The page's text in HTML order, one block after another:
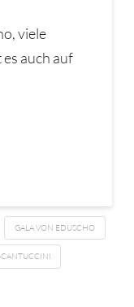
viele
auch auf
GALA VON EDUSCHO